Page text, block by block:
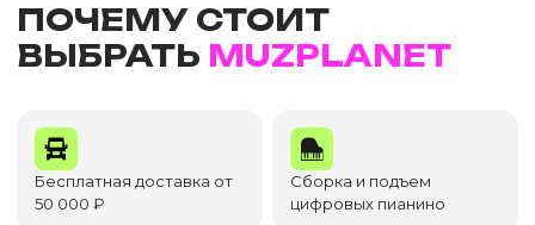
ПОЧЕМУ СТОИТ
ВЫБРАТЬ MUZPLANET
Бесплатная доставка от
50 000 ₽
Сборка и подъем
цифровых пианино